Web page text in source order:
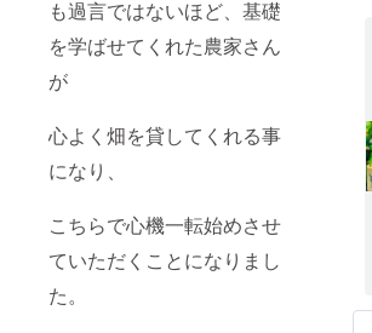
も過言ではないほど、基礎
を学ばせてくれた農家さん
が
心よく畑を貸してくれる事
になり、
こちらで心機一転始めさせ
ていただくことになりまし
た。